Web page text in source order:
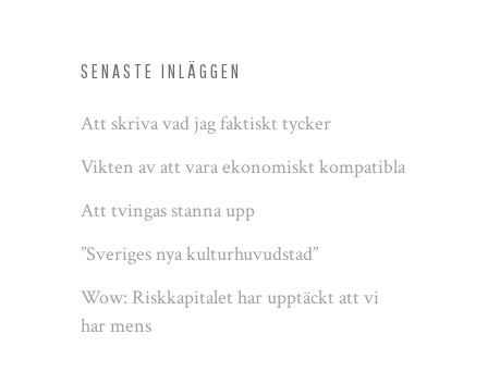
SENASTE INLÄGGEN
Att skriva vad jag faktiskt tycker
Vikten av att vara ekonomiskt kompatibla
Att tvingas stanna upp
”Sveriges nya kulturhuvudstad”
Wow: Riskkapitalet har upptäckt att vi
har mens